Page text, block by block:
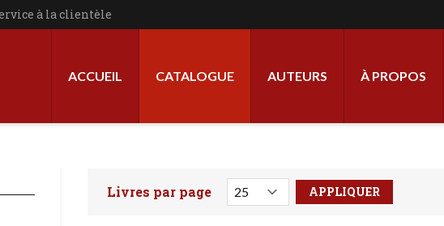
à la clientèle
ACCUEIL CATALOGUE AUTEURS À PROPOS
Faites votre recherche ici
Livres par page